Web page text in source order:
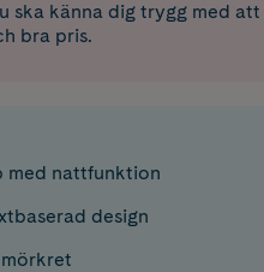
ska känna dig trygg med att
bra pris.
med nattfunktion
design